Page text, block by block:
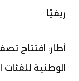
ريفيًا
أطار: افتتاح
الوطنية